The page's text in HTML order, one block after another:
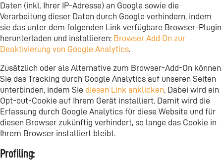
Daten (inkl. Ihrer IP-Adresse) an Google sowie die
Verarbeitung dieser Daten durch Google verhindern, indem
sie das unter dem folgenden Link verfügbare Browser-Plugin
herunterladen und installieren: Browser Add On zur
Deaktivierung von Google Analytics.
Zusätzlich oder als Alternative zum Browser-Add-On können
Sie das Tracking durch Google Analytics auf unseren Seiten
unterbinden, indem Sie diesen Link anklicken. Dabei wird ein
Opt-out-Cookie auf Ihrem Gerät installiert. Damit wird die
Erfassung durch Google Analytics für diese Website und für
diesen Browser zukünftig verhindert, so lange das Cookie in
Ihrem Browser installiert bleibt.
Profiling: